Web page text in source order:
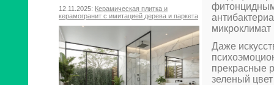
12.11.2025: Керамическая плитка и
керамогранит с имитацией дерева и паркета
Даже
прекрасные
зеленый